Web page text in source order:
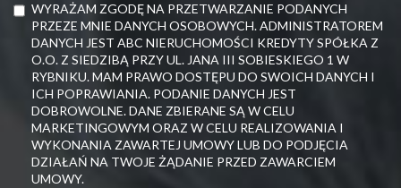
WYRAŻAM ZGODĘ NA PRZETWARZANIE PODANYCH
PRZEZE MNIE DANYCH OSOBOWYCH. ADMINISTRATOREM
DANYCH JEST ABC NIERUCHOMOŚCI KREDYTY SPÓŁKA Z
O.O. Z SIEDZIBĄ PRZY UL. JANA III SOBIESKIEGO 1 W
RYBNIKU. MAM PRAWO DOSTĘPU DO SWOICH DANYCH I
ICH POPRAWIANIA. PODANIE DANYCH JEST
DOBROWOLNE. DANE ZBIERANE SĄ W CELU
MARKETINGOWYM ORAZ W CELU REALIZOWANIA I
WYKONANIA ZAWARTEJ UMOWY LUB DO PODJĘCIA
DZIAŁAŃ NA TWOJE ŻĄDANIE PRZED ZAWARCIEM
UMOWY.